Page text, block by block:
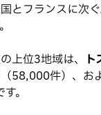
とフランスに次
上位3地域は、
ト
（58,000件）、お
。